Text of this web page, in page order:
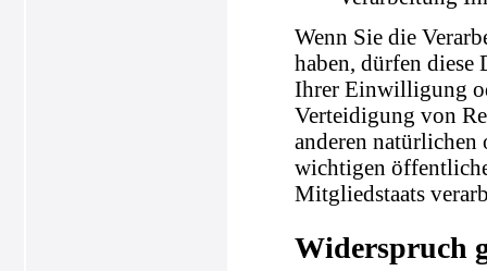
Wenn Sie die
haben, dürfen diese
Ihrer Einwilligung
Verteidigung von
anderen natürlichen
wichtigen
Mitgliedstaats
Widerspruch